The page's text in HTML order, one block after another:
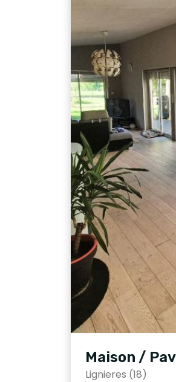
Maison /
Lignieres (18)